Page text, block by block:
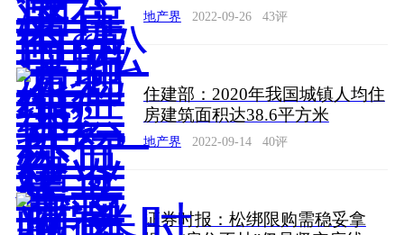
地产界 2022-09-26 43评
住建部：2020年我国城镇人均住
房建筑面积达38.6平方米
地产界 2022-09-14 40评
证券时报：松绑限购需稳妥拿